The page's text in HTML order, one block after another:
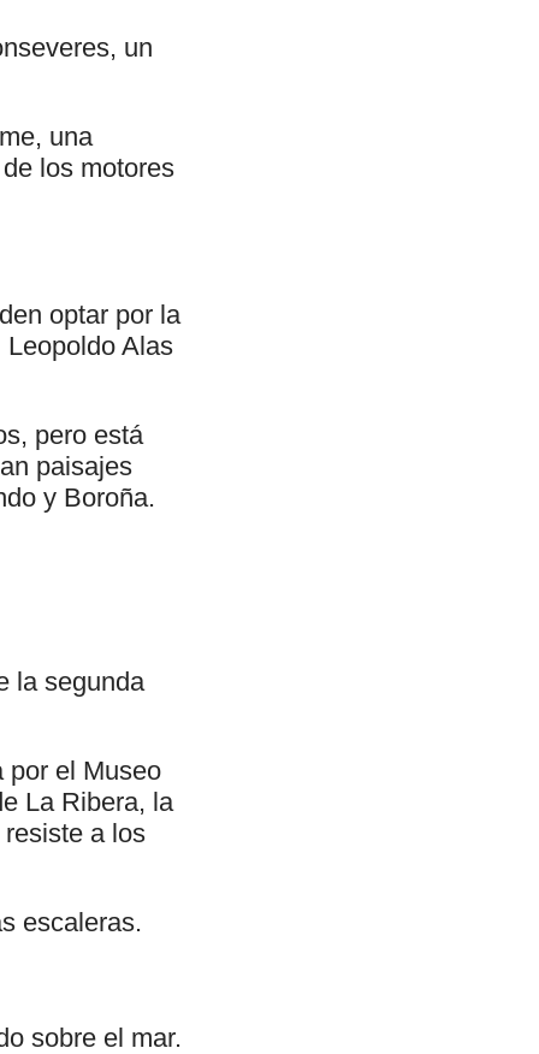
un
una
los motores
optar por la
Alas
pero está
paisajes
y Boroña.
la segunda
por el Museo
La Ribera, la
a los
escaleras.
sobre el mar.